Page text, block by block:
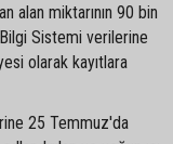
alan miktarının 90 bin
Bilgi Sistemi verilerine
olarak kayıtlara
25 Temmuz'da